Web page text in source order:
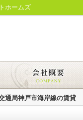
ホームズ
通局神戸市海岸線の賃貸